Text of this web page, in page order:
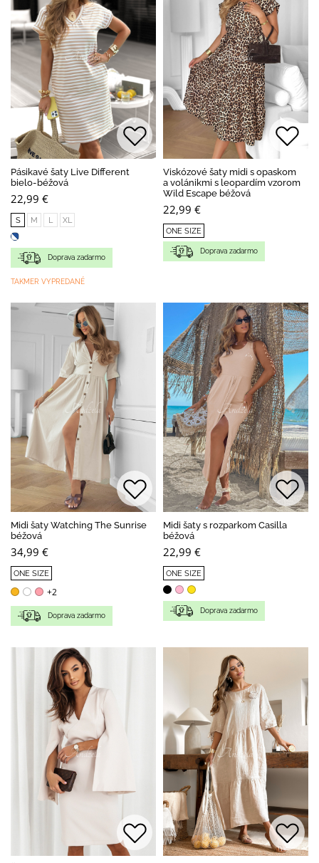
Pásikavé šaty Live Different
bielo-béžová
22,99 €
S M L XL
Doprava zadarmo
TAKMER VYPREDANÉ
Viskózové šaty midi s opaskom
a volánikmi s leopardím vzorom
Wild Escape béžová
22,99 €
ONE SIZE
Doprava zadarmo
Midi šaty Watching The Sunrise
béžová
34,99 €
ONE SIZE
+2
Doprava zadarmo
Midi šaty s rozparkom Casilla
béžová
22,99 €
ONE SIZE
Doprava zadarmo